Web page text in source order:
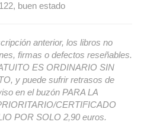
buen estado
anterior, los libros no
firmas o defectos reseñables.
ES ORDINARIO SIN
y puede sufrir retrasos de
en el buzón PARA LA
CERTIFICADO
POR SOLO 2,90 euros.